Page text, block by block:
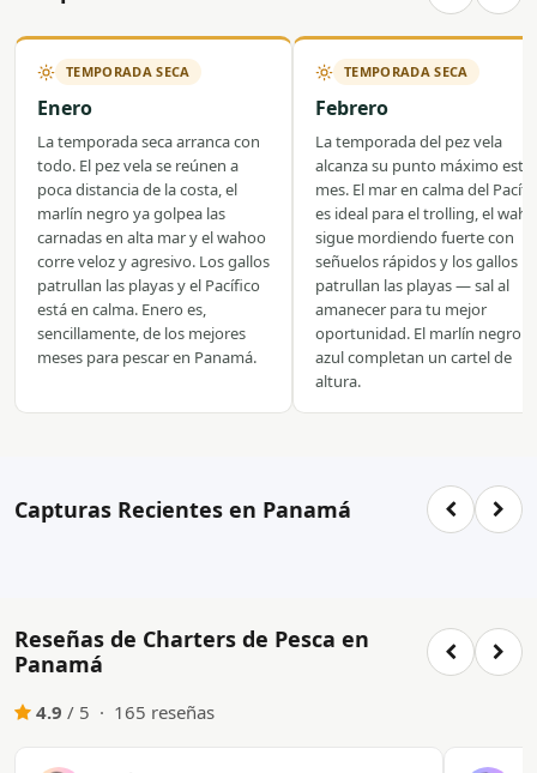
TEMPORADA SECA
Enero
La temporada seca arranca con
todo. El pez vela se reúnen a
poca distancia de la costa, el
marlín negro ya golpea las
carnadas en alta mar y el wahoo
corre veloz y agresivo. Los gallos
patrullan las playas y el Pacífico
está en calma. Enero es,
sencillamente, de los mejores
meses para pescar en Panamá.
TEMPORADA SECA
Febrero
La temporada del pez vela
alcanza su punto máximo este
mes. El mar en calma del
es ideal para el trolling, el
sigue mordiendo fuerte con
señuelos rápidos y los gallos
patrullan las playas — sal al
amanecer para tu mejor
oportunidad. El marlín negro y
azul completan un cartel de
altura.
Capturas Recientes en Panamá
Reseñas de Charters de Pesca en
Panamá
4.9 / 5 · 165 reseñas